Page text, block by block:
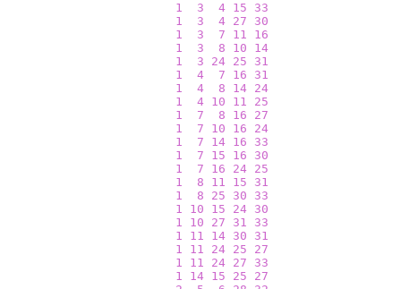
1 3 4 15
33
1
3 4 27
30
1
3 7 11
16
1
3 8 10
14
1
3 24 25
31
1
4 7 16
31
1
4 8 14 24
1
4 10 11
25
1
7 8 16
27
1
7 10 16
24
1
7 14 16
33
1
7 15 16
30
1
7 16 24 25
1
8 11 15
31
1
8 25 30
33
1
10 15 24 30
1
10 27 31
33
1
11 14 30
31
1
11 24 25
27
1
11 24 27
33
1
14 15 25
27